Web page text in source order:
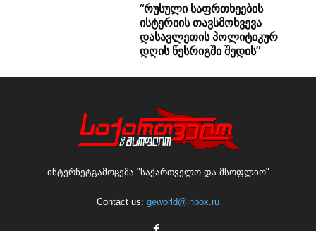
“რუსული საფრთხეების
ისტერიის თავსმოხვევა
დასავლეთის პოლიტიკურ
დღის წესრიგში შედის”
ინტერნეტგამოცემა "საქართველო და მსოფლიო"
Contact us: geworld@inbox.ru